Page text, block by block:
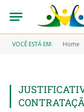
VOCÊ ESTÁ EM: Home